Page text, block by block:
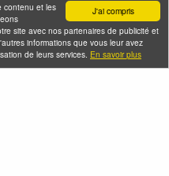
J'ai compris
contenu et les
site avec nos partenaires de publicité et
informations que vous leur avez
de leurs services. En savoir plus